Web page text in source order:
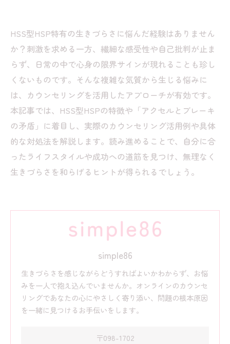
HSS型HSP特有の生きづらさに悩んだ経験はありません
か？刺激を求める一方、繊細な感受性や自己批判が止ま
らず、日常の中で心身の限界サインが現れることも珍し
くないものです。そんな複雑な気質から生じる悩みに
は、カウンセリングを活用したアプローチが有効です。
本記事では、HSS型HSPの特徴や「アクセルとブレーキ
の矛盾」に着目し、実際のカウンセリング活用例や具体
的な対処法を解説します。読み進めることで、自分に合
ったライフスタイルや成功への道筋を見つけ、無理なく
生きづらさを和らげるヒントが得られるでしょう。
simple86
生きづらさを感じながらどうすればよいかわからず、お悩
みを一人で抱え込んでいませんか。オンラインのカウンセ
リングであなたの心にやさしく寄り添い、問題の根本原因
を一緒に見つけるお手伝いをします。
〒098-1702